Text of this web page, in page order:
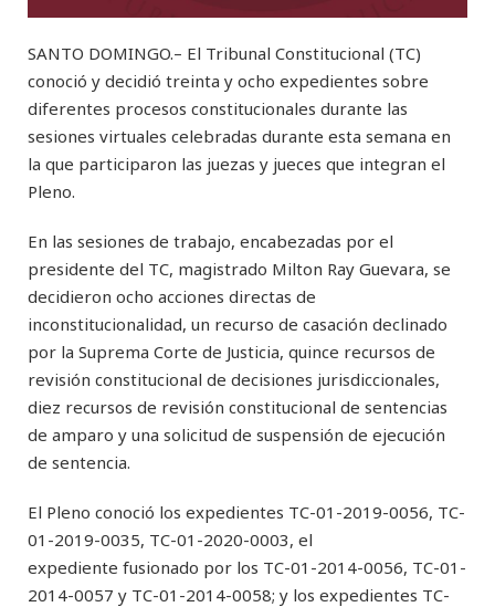
SANTO DOMINGO.– El Tribunal Constitucional (TC)
conoció y decidió treinta y ocho expedientes sobre
diferentes procesos constitucionales durante las
sesiones virtuales celebradas durante esta semana en
la que participaron las juezas y jueces que integran el
Pleno.
En las sesiones de trabajo, encabezadas por el
presidente del TC, magistrado Milton Ray Guevara, se
decidieron ocho acciones directas de
inconstitucionalidad, un recurso de casación declinado
por la Suprema Corte de Justicia, quince recursos de
revisión constitucional de decisiones jurisdiccionales,
diez recursos de revisión constitucional de sentencias
de amparo y una solicitud de suspensión de ejecución
de sentencia.
El Pleno conoció los expedientes TC-01-2019-0056, TC-
01-2019-0035, TC-01-2020-0003, el
expediente fusionado por los TC-01-2014-0056, TC-01-
2014-0057 y TC-01-2014-0058; y los expedientes TC-